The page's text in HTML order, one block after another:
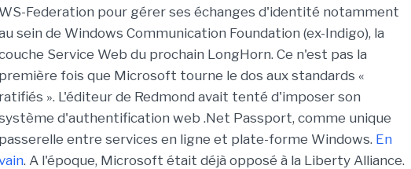
WS-Federation pour gérer ses échanges d'identité notamment
sein de Windows Communication Foundation (ex-Indigo), la
Service Web du prochain LongHorn. Ce n'est pas la
première fois que Microsoft tourne le dos aux standards «
ratifiés ». L'éditeur de Redmond avait tenté d'imposer son
d'authentification web .Net Passport, comme unique
passerelle entre services en ligne et plate-forme Windows. En
. A l'époque, Microsoft était déjà opposé à la Liberty Alliance.